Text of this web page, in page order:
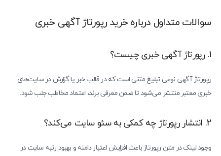
سوالات متداول درباره خرید رپورتاژ آگهی خبری
1. رپورتاژ آگهی خبری چیست؟
رپورتاژ آگهی نوعی تبلیغ متنی است که در قالب خبر یا گزارش در سایت‌های
خبری معتبر منتشر می‌شود تا ضمن معرفی برند، اعتماد مخاطب جلب شود.
2. انتشار رپورتاژ چه کمکی به سئو سایت می‌کند؟
وجود لینک در متن رپورتاژ باعث افزایش اعتبار دامنه و بهبود رتبه سایت در